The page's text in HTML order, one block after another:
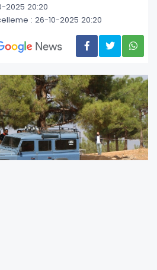
2025 20:20
: 26-10-2025 20:20